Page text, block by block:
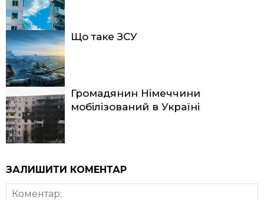
Що таке ЗСУ
Громадянин Німеччини
мобілізований в Україні
ЗАЛИШИТИ КОМЕНТАР